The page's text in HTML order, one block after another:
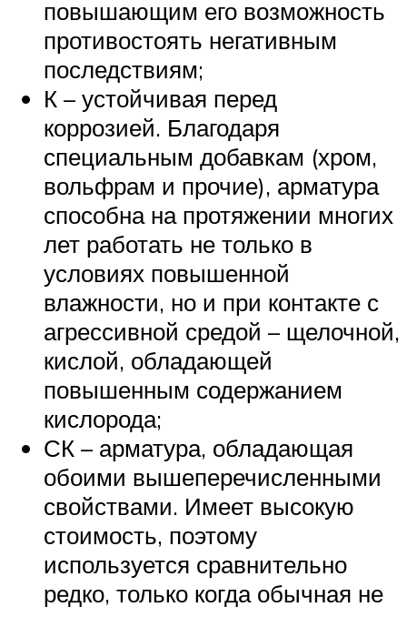
повышающим его возможность
противостоять негативным
последствиям;
К – устойчивая перед
коррозией. Благодаря
специальным добавкам (хром,
вольфрам и прочие), арматура
способна на протяжении многих
лет работать не только в
условиях повышенной
влажности, но и при контакте с
агрессивной средой – щелочной,
кислой, обладающей
повышенным содержанием
кислорода;
СК – арматура, обладающая
обоими вышеперечисленными
свойствами. Имеет высокую
стоимость, поэтому
используется сравнительно
редко, только когда обычная не